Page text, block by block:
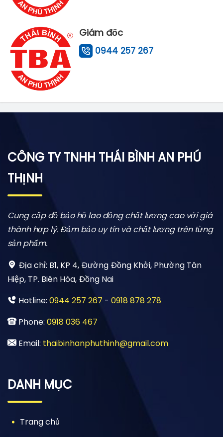
Giám đốc
0944 257 267
CÔNG TY TNHH THÁI BÌNH AN PHÚ
THỊNH
Cung cấp đồ bảo hộ lao động chất lượng cao với giá
thành hợp lý. Đảm bảo uy tín và chất lượng trên từng
sản phẩm.
Địa chỉ: B1, KP 4, Đường Đồng Khởi, Phường Tân
Hiệp, TP. Biên Hòa, Đồng Nai
Hotline: 0944 257 267 - 0918 878 278
Phone: 0918 036 467
Email: thaibinhanphuthinh@gmail.com
DANH MỤC
Trang chủ